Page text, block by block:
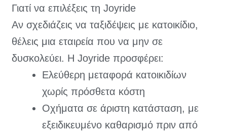
Γιατί να επιλέξεις τη Joyride
Αν σχεδιάζεις να ταξιδέψεις με κατοικίδιο,
θέλεις μια εταιρεία που να μην σε
δυσκολεύει. Η Joyride προσφέρει:
Ελεύθερη μεταφορά κατοικιδίων
χωρίς πρόσθετα κόστη
Οχήματα σε άριστη κατάσταση, με
εξειδικευμένο καθαρισμό πριν από